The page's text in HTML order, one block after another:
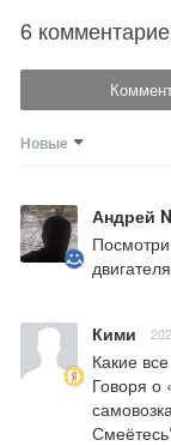
6
Новые
Андрей
Кими
Какие
Говоря о